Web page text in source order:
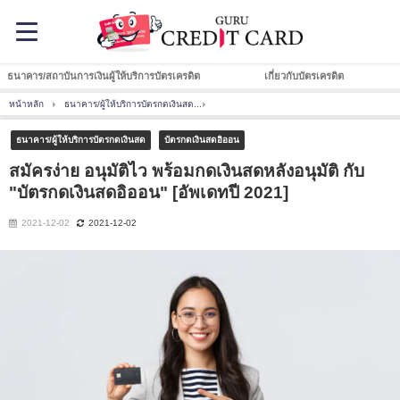
ธนาคาร/สถาบันการเงินผู้ให้บริการบัตรเครดิต เกี่ยวกับบัตรเครดิต
หน้าหลัก ธนาคาร/ผู้ให้บริการบัตรกดเงินสด
ธนาคาร/ผู้ให้บริการบัตรกดเงินสด บัตรกดเงินสดอิออน
สมัครง่าย อนุมัติไว พร้อมกดเงินสดหลังอนุมัติ กับ
"บัตรกดเงินสดอิออน" [อัพเดทปี 2021]
2021-12-02 2021-12-02